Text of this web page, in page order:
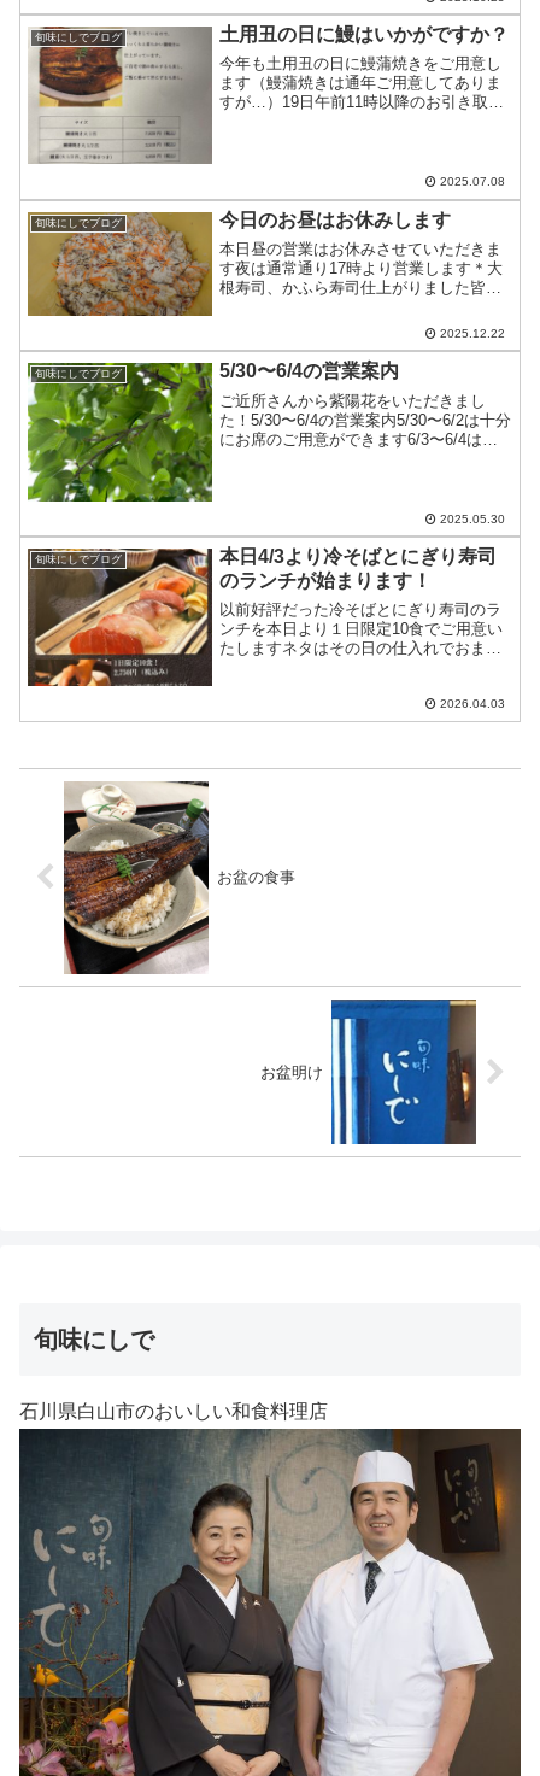
旬味にしでブログ 土用丑の日に鰻はいかがですか？
今年も土用丑の日に鰻蒲焼きをご用意し
ます（鰻蒲焼きは通年ご用意してありま
すが…）19日午前11時以降のお引き取り
2025.07.08
旬味にしでブログ 今日のお昼はお休みします
本日昼の営業はお休みさせていただきま
す夜は通常通り17時より営業します＊大
根寿司、かふら寿司仕上がりました皆様
2025.12.22
旬味にしでブログ 5/30〜6/4の営業案内
ご近所さんから紫陽花をいただきまし
た！5/30〜6/4の営業案内5/30〜6/2は十分
にお席のご用意ができます6/3〜6/4はお
2025.05.30
旬味にしでブログ
本日4/3より冷そばとにぎり寿司
のランチが始まります！
以前好評だった冷そばとにぎり寿司のラ
ンチを本日より１日限定10食でご用意い
たしますネタはその日の仕入れでおまか
2026.04.03
お盆の食事
お盆明け
旬味にしで
石川県白山市のおいしい和食料理店